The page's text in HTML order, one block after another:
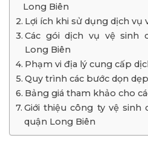
Long Biên
Lợi ích khi sử dụng dịch vụ
Các gói dịch vụ vệ sinh
Long Biên
Phạm vi địa lý cung cấp
Quy trình các bước dọn
Bảng giá tham khảo cho
Giới thiệu công ty vệ
quận Long Biên